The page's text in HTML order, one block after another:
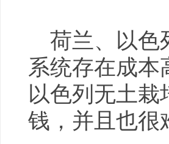
荷兰、以色
系统存在成本
以色列无土
钱，并且也很